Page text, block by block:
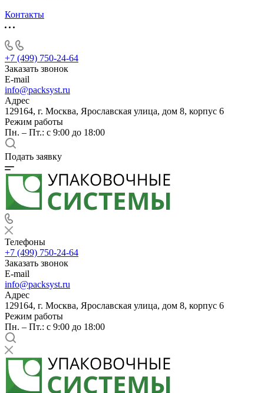
Контакты
+7 (499) 750-24-64
Заказать звонок
E-mail
info@packsyst.ru
Адрес
129164, г. Москва, Ярославская улица, дом 8, корпус 6
Режим работы
Пн. – Пт.: с 9:00 до 18:00
Подать заявку
Телефоны
+7 (499) 750-24-64
Заказать звонок
E-mail
info@packsyst.ru
Адрес
129164, г. Москва, Ярославская улица, дом 8, корпус 6
Режим работы
Пн. – Пт.: с 9:00 до 18:00